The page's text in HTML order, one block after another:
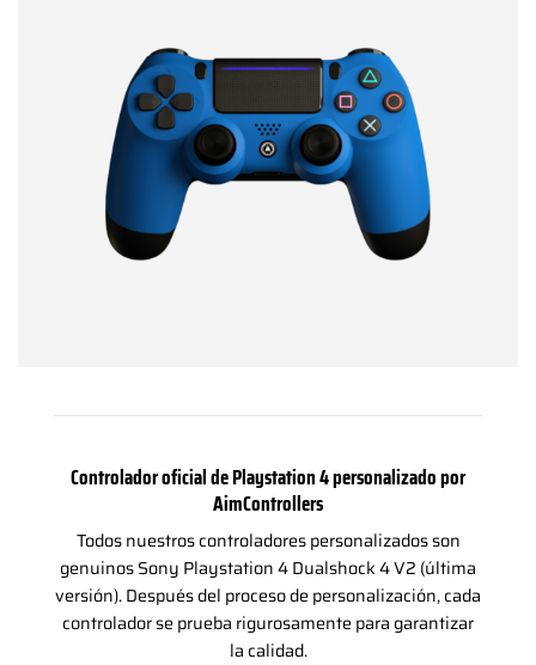
Controlador oficial de Playstation 4 personalizado por
AimControllers
Todos nuestros controladores personalizados son
genuinos Sony Playstation 4 Dualshock 4 V2 (última
versión). Después del proceso de personalización, cada
controlador se prueba rigurosamente para garantizar
la calidad.